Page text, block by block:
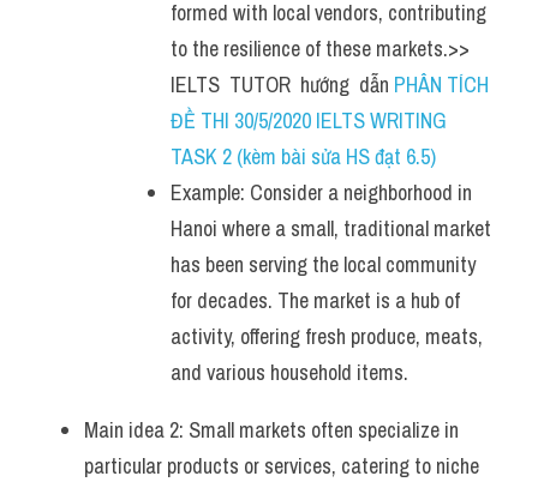
formed with local vendors, contributing
to the resilience of these markets.>>
IELTS  TUTOR  hướng  dẫn PHÂN TÍCH
ĐỀ THI 30/5/2020 IELTS WRITING
TASK 2 (kèm bài sửa HS đạt 6.5)
Example: Consider a neighborhood in
Hanoi where a small, traditional market
has been serving the local community
for decades. The market is a hub of
activity, offering fresh produce, meats,
and various household items.
Main idea 2: Small markets often specialize in
particular products or services, catering to niche